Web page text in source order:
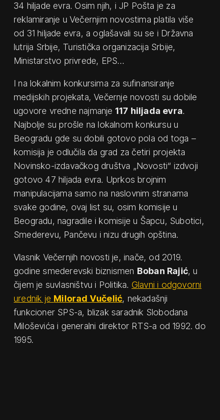
34 hiljade evra. Osim njih, i JP Pošta je za
reklamiranje u Večernjim novostima platila više
od 31 hiljade evra, a oglašavali su se i Državna
lutrija Srbije, Turistička organizacija Srbije,
Ministarstvo privrede, EPS…
I na lokalnim konkursima za sufinansiranje
medijskih projekata, Večernje novosti su dobile
ugovore vredne najmanje 117 hiljada evra.
Najbolje su prošle na lokalnom konkursu u
Beogradu gde su dobili gotovo pola od toga –
komisija je odlučila da grad za četiri projekta
Novinsko-izdavačkog društva „Novosti“ izdvoji
gotovo 47 hiljada evra. Uprkos brojnim
manipulacijama samo na naslovnim stranama
svake godine, ovaj list su, osim komisije u
Beogradu, nagradile i komisije u Šapcu, Subotici,
Smederevu, Pančevu i nizu drugih opština.
Vlasnik Večernjih novosti je, inače, od 2019.
godine smederevski biznismen Boban Rajić, u
čijem je suvlasništvu i Politika. Glavni i odgovorni
urednik je Milorad Vučelić, nekadašnji
funkcioner SPS-a, blizak saradnik Slobodana
Miloševića i generalni direktor RTS-a od 1992. do
1995.